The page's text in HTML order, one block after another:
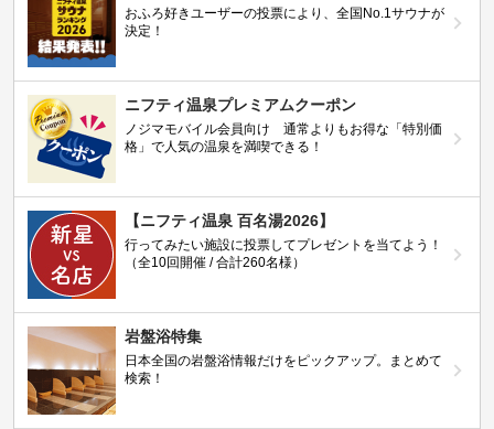
おふろ好きユーザーの投票により、全国No.1サウナが
決定！
ニフティ温泉プレミアムクーポン
ノジマモバイル会員向け 通常よりもお得な「特別価
格」で人気の温泉を満喫できる！
【ニフティ温泉 百名湯2026】
行ってみたい施設に投票してプレゼントを当てよう！
（全10回開催 / 合計260名様）
岩盤浴特集
日本全国の岩盤浴情報だけをピックアップ。まとめて
検索！